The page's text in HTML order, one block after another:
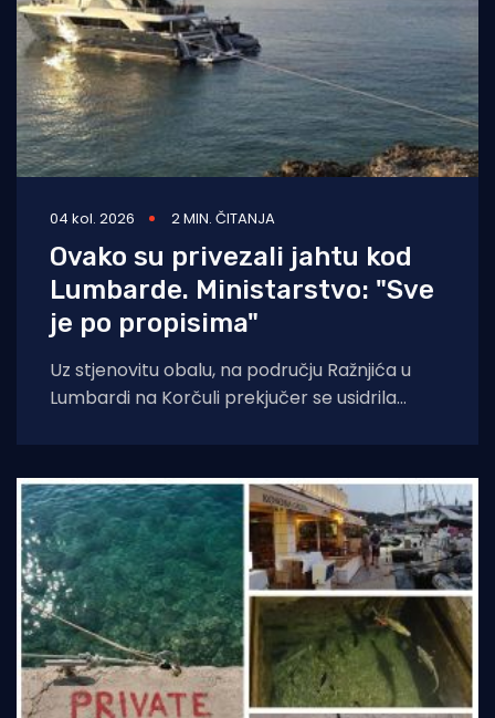
04 kol. 2026 2 MIN. ČITANJA
Ovako su privezali jahtu kod
Lumbarde. Ministarstvo: "Sve
je po propisima"
Uz stjenovitu obalu, na području Ražnjića u
Lumbardi na Korčuli prekjučer se usidrila